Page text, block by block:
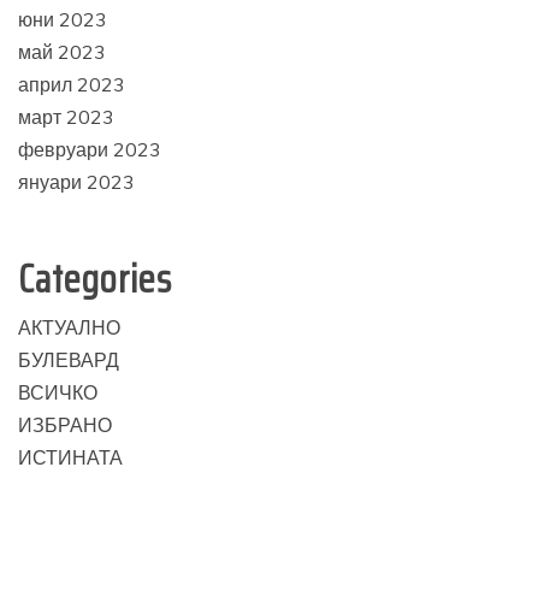
юни 2023
май 2023
април 2023
март 2023
февруари 2023
януари 2023
Categories
АКТУАЛНО
БУЛЕВАРД
ВСИЧКО
ИЗБРАНО
ИСТИНАТА